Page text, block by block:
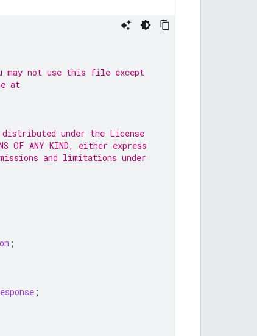
may not use this file except
at
under the License
OF ANY KIND, either express
and limitations under
;
;